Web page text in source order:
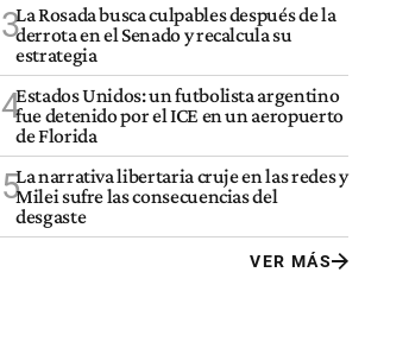
3La Rosada busca culpables después de la
derrota en el Senado y recalcula su
estrategia
4Estados Unidos: un futbolista argentino
fue detenido por el ICE en un aeropuerto
de Florida
5La narrativa libertaria cruje en las redes y
Milei sufre las consecuencias del
desgaste
VER MÁS